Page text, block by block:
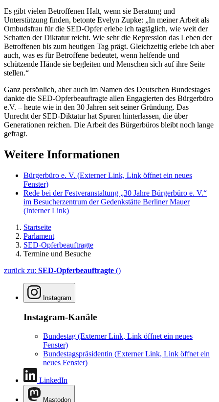
Es gibt vielen Betroffenen Halt, wenn sie Beratung und
Unterstützung finden, betonte Evelyn Zupke: „In meiner Arbeit als
Ombudsfrau für die SED-Opfer erlebe ich tagtäglich, wie weit der
Schatten der Diktatur reicht. Wie sehr die Repression das Leben der
Betroffenen bis zum heutigen Tag prägt. Gleichzeitig erlebe ich aber
auch, was es für Betroffene bedeutet, wenn helfende und
schützende Hände sie begleiten und Menschen sich auf ihre Seite
stellen.“
Ganz persönlich, aber auch im Namen des Deutschen Bundestages
dankte die SED-Opferbeauftragte allen Engagierten des Bürgerbüro
e.V. – heute wie in den 30 Jahren seit seiner Gründung. Das
Unrecht der SED-Diktatur hat Spuren hinterlassen, die über
Generationen reichen. Die Arbeit des Bürgerbüros bleibt noch lange
gefragt.
Weitere Informationen
Bürgerbüro e. V. (Externer Link, Link öffnet ein neues
Fenster)
Rede bei der Festveranstaltung „30 Jahre Bürgerbüro e. V.“
im Besucherzentrum der Gedenkstätte Berliner Mauer
(Interner Link)
Startseite
Parlament
SED-Opferbeauftragte
Termine und Besuche
zurück zu: SED-Opferbeauftragte ()
Instagram
Instagram-Kanäle
Bundestag (Externer Link, Link öffnet ein neues
Fenster)
Bundestagspräsidentin (Externer Link, Link öffnet ein
neues Fenster)
LinkedIn
Mastodon